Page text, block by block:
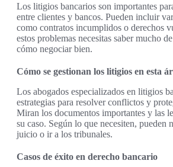
Los litigios bancarios son importantes
entre clientes y bancos. Pueden incluir
como contratos incumplidos o derechos
estos problemas necesitas saber mucho
cómo negociar bien.
Cómo se gestionan los litigios en esta
Los abogados especializados en litigios
estrategias para resolver conflictos y
Miran los documentos importantes y las
su caso. Según lo que necesiten, pueden
juicio o ir a los tribunales.
Casos de éxito en derecho bancario